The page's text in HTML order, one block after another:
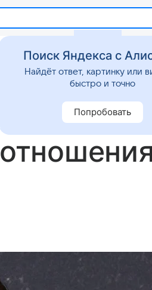
Дом Гороскопы Стиль
Поиск Яндекса с
Найдёт ответ, картинку или
быстро и точно
Попробовать